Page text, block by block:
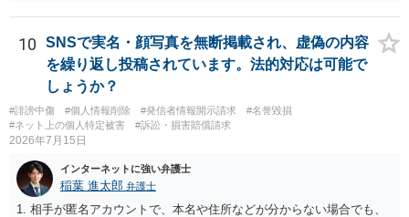
10
SNSで実名・顔写真を無断掲載され、虚偽の内容
を繰り返し投稿されています。法的対応は可能で
しょうか？
#誹謗中傷 #個人情報削除 #発信者情報開示請求
#名誉毀損
#ネット上の個人特定被害
#訴訟・損害賠償請求
2026年7月15日
インターネットに強い弁護士
稲葉 進太郎 弁護士
1. 相手が匿名アカウントで、本名や住所などが分からない場合でも、